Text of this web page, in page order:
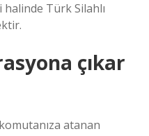
Türk Silahlı
çıkar
atanan